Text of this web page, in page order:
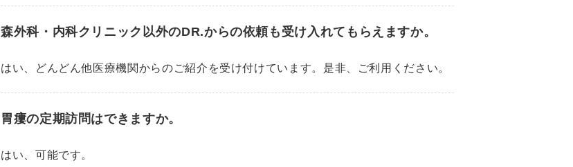
森外科・内科クリニック以外のDR.からの依頼も受け入れてもらえますか。
はい、どんどん他医療機関からのご紹介を受け付けています。是非、ご利用ください。
胃瘻の定期訪問はできますか。
はい、可能です。